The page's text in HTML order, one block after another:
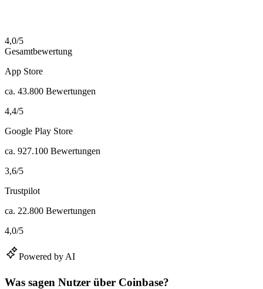
4,0/5
Gesamtbewertung
App Store
ca. 43.800 Bewertungen
4,4/5
Google Play Store
ca. 927.100 Bewertungen
3,6/5
Trustpilot
ca. 22.800 Bewertungen
4,0/5
Powered by AI
Was sagen Nutzer über Coinbase?